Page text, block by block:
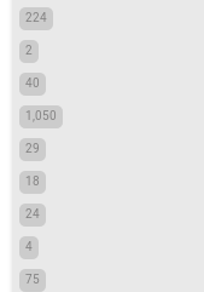
224
2
40
1,050
29
18
24
4
75